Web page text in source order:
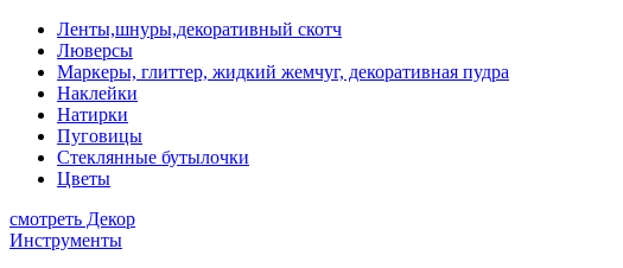
Ленты,шнуры,декоративный скотч
Люверсы
Маркеры, глиттер, жидкий жемчуг, декоративная пудра
Наклейки
Натирки
Пуговицы
Стеклянные бутылочки
Цветы
смотреть Декор
Инструменты